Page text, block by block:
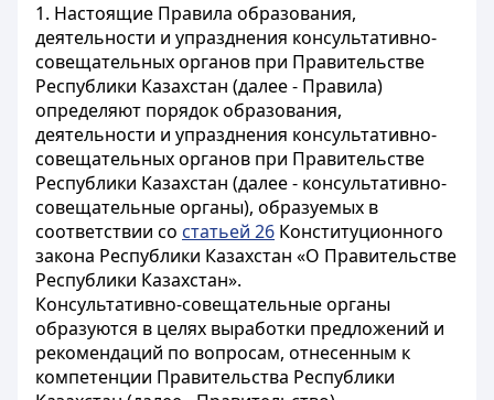
1. Настоящие Правила образования,
деятельности и упразднения консультативно-
совещательных органов при Правительстве
Республики Казахстан (далее - Правила)
определяют порядок образования,
деятельности и упразднения консультативно-
совещательных органов при Правительстве
Республики Казахстан (далее - консультативно-
совещательные органы), образуемых в
соответствии со статьей 26 Конституционного
закона Республики Казахстан «О Правительстве
Республики Казахстан».
Консультативно-совещательные органы
образуются в целях выработки предложений и
рекомендаций по вопросам, отнесенным к
компетенции Правительства Республики